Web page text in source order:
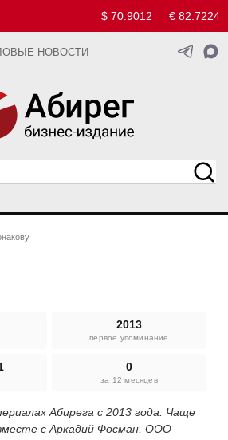
$ 70.9012 € 82.7224
НОВОСТИ
2013
первое упоминание
0
за 12 месяцев
Абирега с 2013 года. Чаще
с Аркадий Фосман, ООО